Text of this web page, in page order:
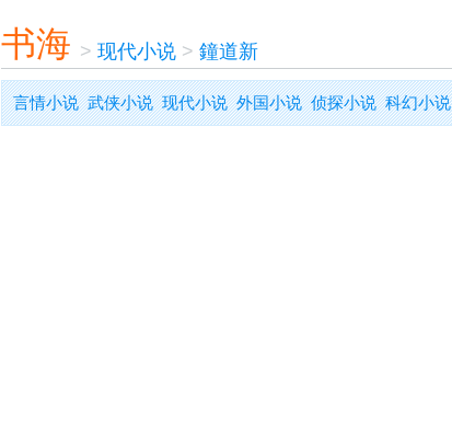
书海 > 现代小说> 鐘道新
言情小说 武侠小说 现代小说 外国小说 侦探小说 科幻小说